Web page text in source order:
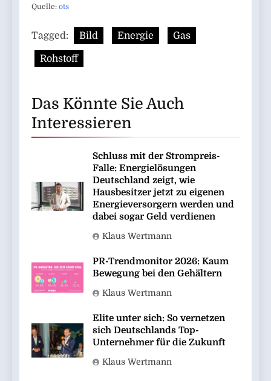
Quelle: ots
Tagged: Bild Energie Gas
Rohstoff
Das Könnte Sie Auch
Interessieren
Schluss mit der Strompreis-
Falle: Energielösungen
Deutschland zeigt, wie
Hausbesitzer jetzt zu eigenen
Energieversorgern werden und
dabei sogar Geld verdienen
Klaus Wertmann
PR-Trendmonitor 2026: Kaum
Bewegung bei den Gehältern
Klaus Wertmann
Elite unter sich: So vernetzen
sich Deutschlands Top-
Unternehmer für die Zukunft
Klaus Wertmann